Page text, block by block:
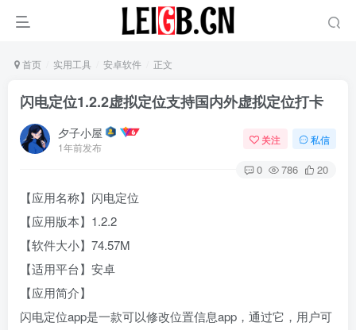
首页 实用工具 安卓软件 正文
闪电定位1.2.2虚拟定位支持国内外虚拟定位打卡
夕子小屋
1年前发布
关注 私信
0 786 20
【应用名称】闪电定位
【应用版本】1.2.2
【软件大小】74.57M
【适用平台】安卓
【应用简介】
闪电定位app是一款可以修改位置信息app，通过它，用户可